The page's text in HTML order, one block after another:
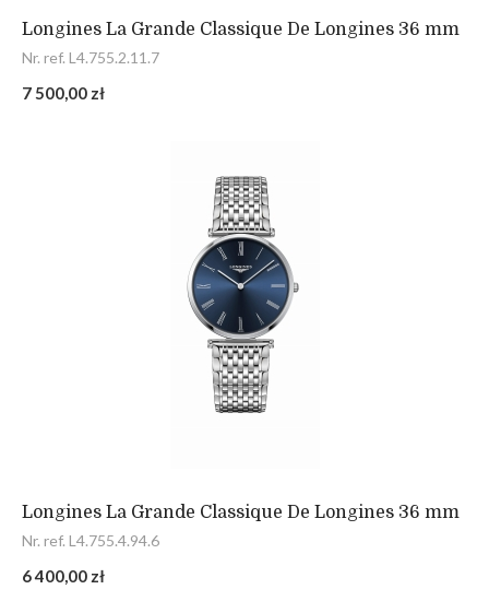
Longines La Grande Classique De Longines 36 mm
Nr. ref. L4.755.2.11.7
7 500,00 zł
Longines La Grande Classique De Longines 36 mm
Nr. ref. L4.755.4.94.6
6 400,00 zł